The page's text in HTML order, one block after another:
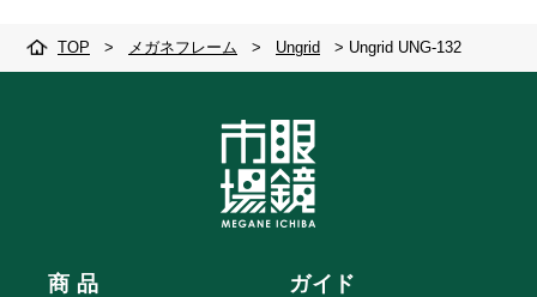
TOP > メガネフレーム > Ungrid > Ungrid UNG-132
商 品 ガイド